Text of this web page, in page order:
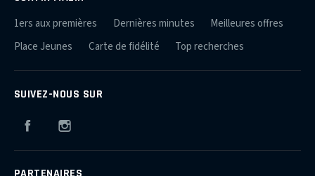
1ers aux premières Dernières minutes
Meilleures offres
Place Jeunes
Carte de fidélité Top recherches
SUIVEZ-NOUS SUR
Facebook
PARTENAIRES